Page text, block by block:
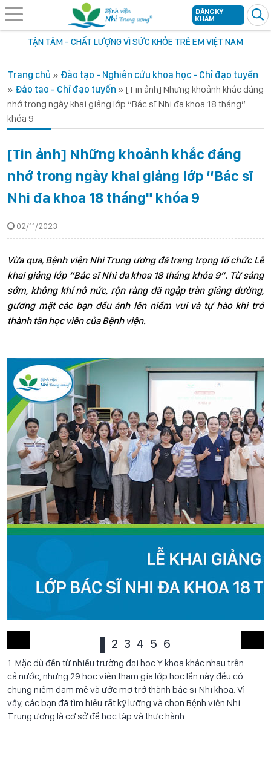
TẬN TÂM - CHẤT LƯỢNG VÌ SỨC KHỎE TRẺ EM VIỆT NAM
ĐĂNG KÝ
KHÁM
Trang chủ » Đào tạo - Nghiên cứu khoa học - Chỉ đạo tuyến
» Đào tạo - Chỉ đạo tuyến » [Tin ảnh] Những khoảnh khắc đáng
nhớ trong ngày khai giảng lớp “Bác sĩ Nhi đa khoa 18 tháng”
khóa 9
[Tin ảnh] Những khoảnh khắc đáng
nhớ trong ngày khai giảng lớp “Bác sĩ
Nhi đa khoa 18 tháng" khóa 9
02/11/2023
Vừa qua, Bệnh viện Nhi Trung ương đã trang trọng tổ chức Lễ
khai giảng lớp “Bác sĩ Nhi đa khoa 18 tháng khóa 9”. Từ sáng
sớm, không khí nô nức, rộn ràng đã ngập tràn giảng đường,
gương mặt các bạn đều ánh lên niềm vui và tự hào khi trở
thành tân học viên của Bệnh viện.
1. Mặc dù đến từ nhiều trường đại học Y khoa khác nhau trên
cả nước, nhưng 29 học viên tham gia lớp học lần này đều có
chung niềm đam mê và ước mơ trở thành bác sĩ Nhi khoa. Vì
vậy, các bạn đã tìm hiểu rất kỹ lưỡng và chọn Bệnh viện Nhi
Trung ương là cơ sở để học tập và thực hành.
2 3 4 5 6